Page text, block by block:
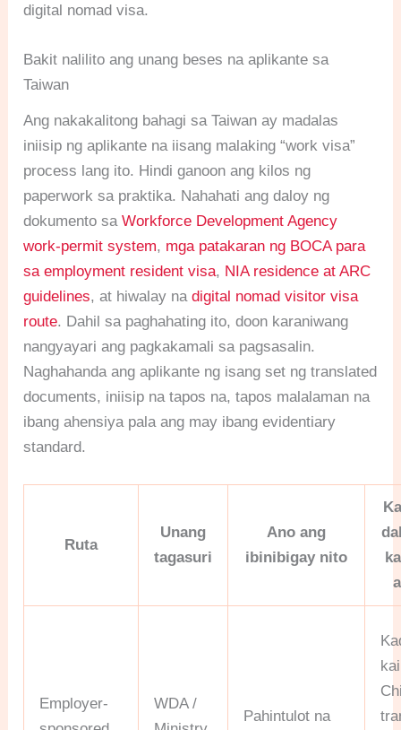
digital nomad visa.
Bakit nalilito ang unang beses na aplikante sa
Taiwan
Ang nakakalitong bahagi sa Taiwan ay madalas
iniisip ng aplikante na iisang malaking “work visa”
process lang ito. Hindi ganoon ang kilos ng
paperwork sa praktika. Nahahati ang daloy ng
dokumento saWorkforce Development Agency
work-permit system, mga patakaran ng BOCA para
sa employment resident visa, NIA residence at ARC
guidelines, at hiwalay nadigital nomad visitor visa
route. Dahil sa paghahating ito, doon karaniwang
nangyayari ang pagkakamali sa pagsasalin.
Naghahanda ang aplikante ng isang set ng translated
documents, iniisip na tapos na, tapos malalaman na
ibang ahensiya pala ang may ibang evidentiary
standard.
Ruta
Unang
tagasuri
Ano ang
ibinibigay nito
Employer-
WDA /
Pahintulot na